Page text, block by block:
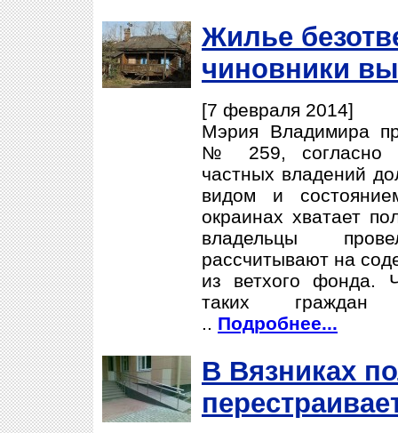
Жилье
чиновники
[7 февраля 2014]
Мэрия Владимира
№ 259, согласно
частных владений
видом и
окраинах хватает
владельцы
рассчитывают на
из ветхого фонда.
таких граждан
.. Подробнее...
В Вязниках